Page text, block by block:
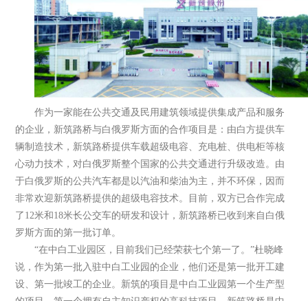
作为一家能在公共交通及民用建筑领域提供集成产品和服务
的企业，新筑路桥与白俄罗斯方面的合作项目是：由白方提供车
辆制造技术，新筑路桥提供车载超级电容、充电桩、供电柜等核
心动力技术，对白俄罗斯整个国家的公共交通进行升级改造。由
于白俄罗斯的公共汽车都是以汽油和柴油为主，并不环保，因而
非常欢迎新筑路桥提供的超级电容技术。目前，双方已合作完成
了12米和18米长公交车的研发和设计，新筑路桥已收到来自白俄
罗斯方面的第一批订单。
“在中白工业园区，目前我们已经荣获七个第一了。”杜晓峰
说，作为第一批入驻中白工业园的企业，他们还是第一批开工建
设、第一批竣工的企业。新筑的项目是中白工业园第一个生产型